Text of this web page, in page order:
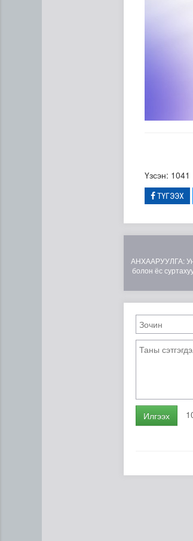
Үзсэн: 1041
ТҮГЭЭХ
АНХААРУУЛГА:
болон ёс
Илгээх